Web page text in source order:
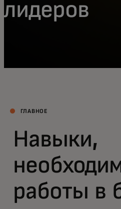
лидеров
ГЛАВНОЕ
Навыки,
работы в